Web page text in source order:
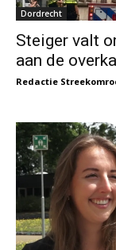
Dordrecht
Steiger valt
aan de
Redactie